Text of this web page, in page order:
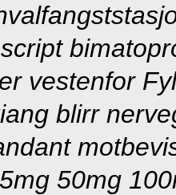
vestenfor
blirr
50mg